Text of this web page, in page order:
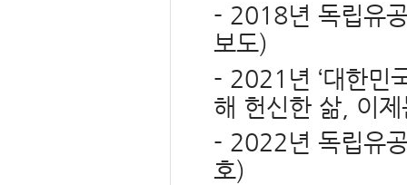
- 2018년 독립유
보도)
- 2021년 ‘대한민
해 헌신한 삶, 이
- 2022년 독립유
호)